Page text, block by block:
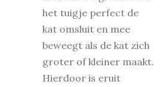
het tuigje perfect de
kat omsluit en mee
beweegt als de kat zich
groter of kleiner maakt.
Hierdoor is eruit